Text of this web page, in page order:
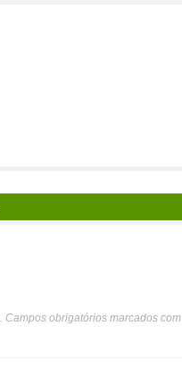
Campos obrigatórios marcados com